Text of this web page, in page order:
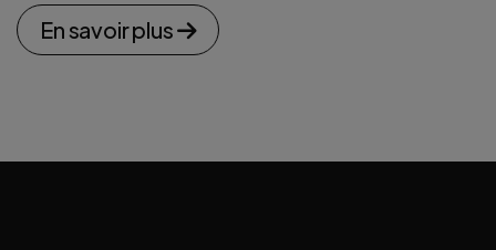
En savoir plus